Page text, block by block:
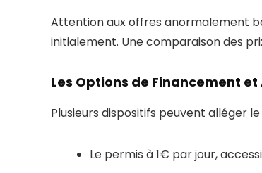
Attention aux offres anormalement
initialement. Une comparaison des
Les Options de Financement
Plusieurs dispositifs peuvent alléger
Le permis à 1€ par jour,